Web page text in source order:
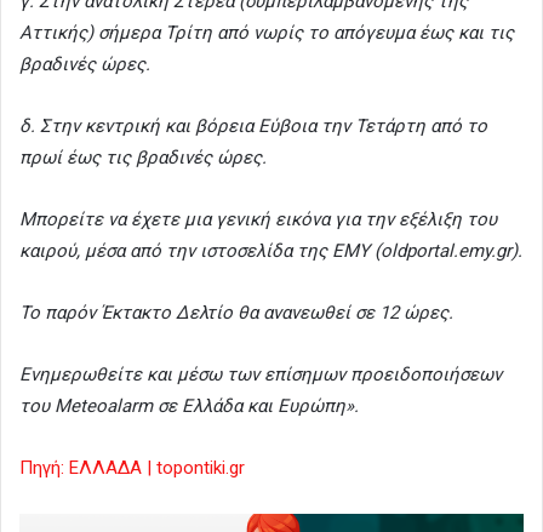
Αττικής) σήμερα Τρίτη από νωρίς το απόγευμα έως και τις
βραδινές ώρες.
δ. Στην κεντρική και βόρεια Εύβοια την Τετάρτη από το
πρωί έως τις βραδινές ώρες.
Μπορείτε να έχετε μια γενική εικόνα για την εξέλιξη του
καιρού, μέσα από την ιστοσελίδα της ΕΜΥ (oldportal.emy.gr).
Το παρόν Έκτακτο Δελτίο θα ανανεωθεί σε 12 ώρες.
Ενημερωθείτε και μέσω των επίσημων προειδοποιήσεων
του Meteoalarm σε Ελλάδα και Ευρώπη».
Πηγή: ΕΛΛΑΔΑ | topontiki.gr